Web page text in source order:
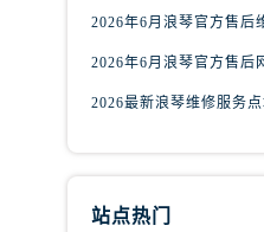
站点热门